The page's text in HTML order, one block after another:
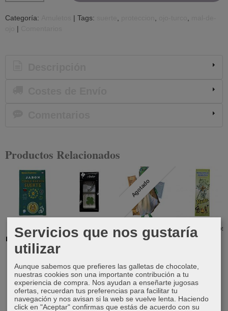
Categoría: | Tags:
|
Productos Relacionados
Jabón doble
rápida suerte
6,00 €
Llavero
trébol
Agotado
Gaia
(Renacimiento)
Fregasuelos
de ruda
Servicios que nos gustaría
utilizar
Aunque sabemos que prefieres las galletas de chocolate,
nuestras cookies son una importante contribución a tu
experiencia de compra. Nos ayudan a enseñarte jugosas
ofertas, recuerdan tus preferencias para facilitar tu
navegación y nos avisan si la web se vuelve lenta. Haciendo
click en "Aceptar" confirmas que estás de acuerdo con su